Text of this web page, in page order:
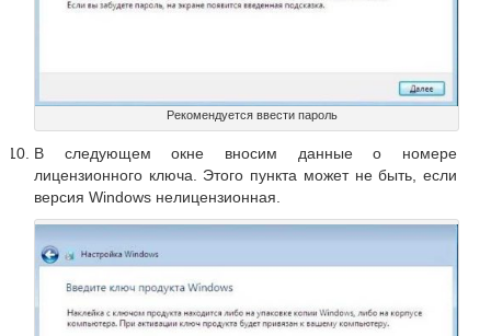
Рекомендуется ввести пароль
В следующем окне вносим данные о номере
лицензионного ключа. Этого пункта может не быть, если
версия Windows нелицензионная.